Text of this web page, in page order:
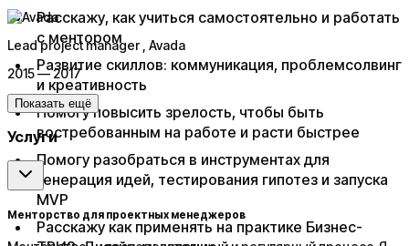
Расскажу, как учитьcя самостоятельно и работать
с ментором
Развитие скиллов: коммуникация, проблемсолвинг
и креативность
Помогу повысить зрелость, чтобы быть
востребованным на работе и расти быстрее
Помогу разобраться в инструментах для
генерация идей, тестирования гипотез и запуска
MVP
Расскажу как применять на практике Бизнес-
Lead project manager , Avada
2015 — 2017
Показать ещё
Услуги
Менторство для проектных менеджеров